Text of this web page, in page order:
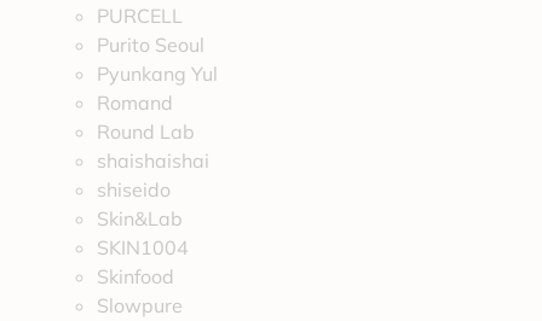
PURCELL
Purito Seoul
Pyunkang Yul
Romand
Round Lab
shaishaishai
shiseido
Skin&Lab
SKIN1004
Skinfood
Slowpure